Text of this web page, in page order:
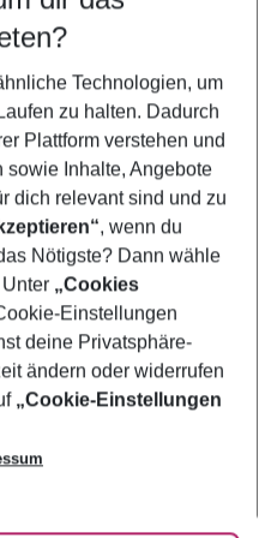
Technologien, um
zu halten. Dadurch
Plattform verstehen und
sowie Inhalte, Angebote
dich relevant sind und zu
, wenn du
Nötigste? Dann wähle
Unter „Cookies
Einstellungen
deine Privatsphäre-
ändern oder widerrufen
„Cookie-Einstellungen